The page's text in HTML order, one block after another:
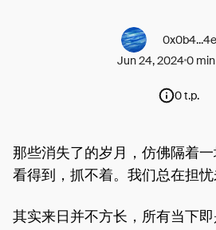
Jun 24, 20240
0 t.p.
那些消失了的岁月，仿佛隔着
看得到，抓不着。我们总在担
其实来日并不方长，所有当下